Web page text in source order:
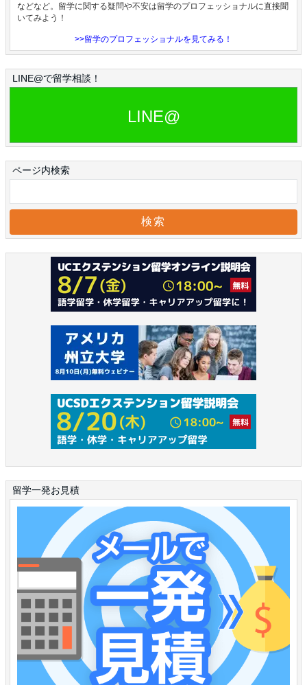
などなど。留学に関する疑問や不安は留学のプロフェッショナルに直接聞
いてみよう！
>>留学のプロフェッショナルを見てみる！
LINE@で留学相談！
LINE@
ページ内検索
留学一発お見積